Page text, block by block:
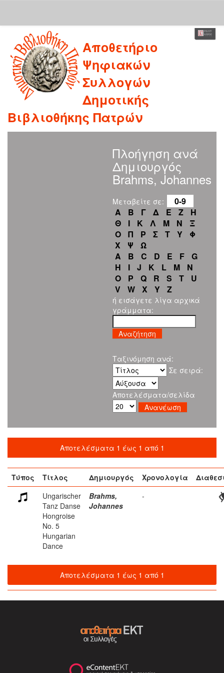
navigation
Αποθετήριο
Ψηφιακών
Συλλογών
Δημοτικής
Βιβλιοθήκης Πατρών
Πλοήγηση ανά
Δημιουργός
Brahms, Johannes
Μεταβείτε σε:
0-9
Α
Β Γ Δ Ε Ζ
Η
Θ
Ι Κ Λ Μ Ν
Ξ
Ο
Π Ρ Σ Τ Υ
Φ
Χ
Ψ
Ω
A
B C D E F
G
H
I J K L M
N
O
P Q R S T
U
V
W X Y Z
ή εισάγετε λίγα αρχικά
γράμματα:
Ταξινόμηση ανά:
Σε σειρά:
Αποτελέσματα/σελίδα
Αποτελέσματα 1 έως 1 από 1
Τύπος Τίτλος Δημιουργός Χρονολογία
Ungarischer
Tanz Danse
Hongroise
No. 5
Hungarian
Dance
Brahms,
Johannes
-
Αποτελέσματα 1 έως 1 από 1